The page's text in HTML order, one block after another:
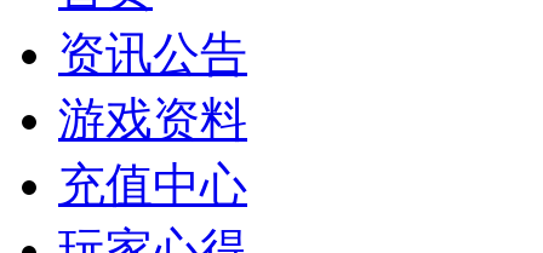
资讯公告
游戏资料
充值中心